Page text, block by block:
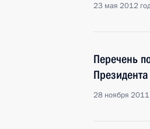
23 мая 2012
Перечень
28 ноября